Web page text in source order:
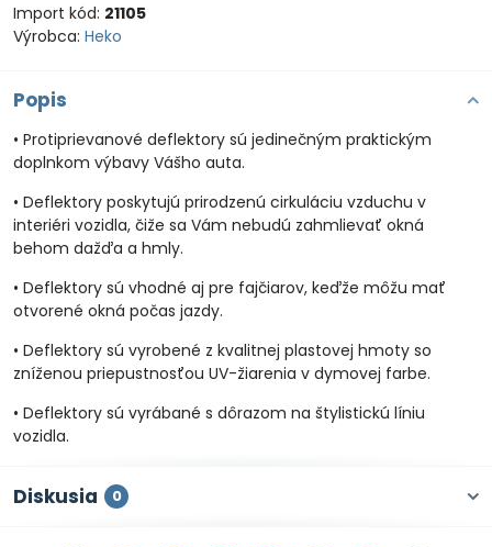
Import kód: 21105
Výrobca: Heko
Popis
• Protiprievanové deflektory sú jedinečným praktickým
doplnkom výbavy Vášho auta.
• Deflektory poskytujú prirodzenú cirkuláciu vzduchu v
interiéri vozidla, čiže sa Vám nebudú zahmlievať okná
behom dažďa a hmly.
• Deflektory sú vhodné aj pre fajčiarov, keďže môžu mať
otvorené okná počas jazdy.
• Deflektory sú vyrobené z kvalitnej plastovej hmoty so
zníženou priepustnosťou UV-žiarenia v dymovej farbe.
• Deflektory sú vyrábané s dôrazom na štylistickú líniu
vozidla.
Diskusia 0